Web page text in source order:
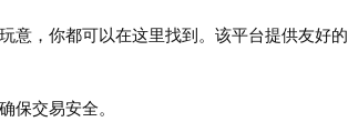
意，你都可以在这里找到。该平台提供友好的
保交易安全。